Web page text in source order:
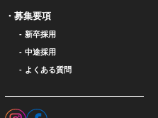
募集要項
新卒採用
中途採用
よくある質問